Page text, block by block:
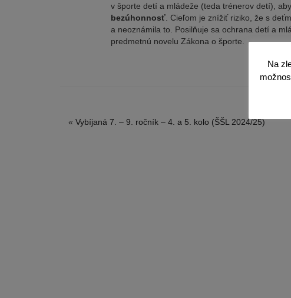
v športe detí a mládeže (teda trénerov detí),
bezúhonnosť. Cieľom je znížiť riziko, že s
a neoznámila to. Posilňuje sa ochrana detí a
predmetnú novelu Zákona o športe.
« Vybíjaná 7. – 9. ročník – 4. a 5. kolo (ŠŠL 2024/25)
Na